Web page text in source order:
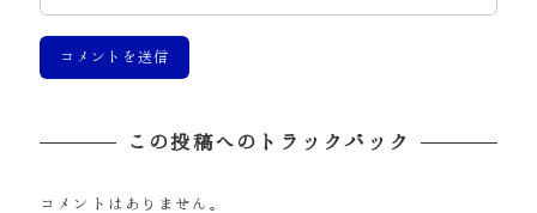
この投稿へのトラックバック
コメントはありません。